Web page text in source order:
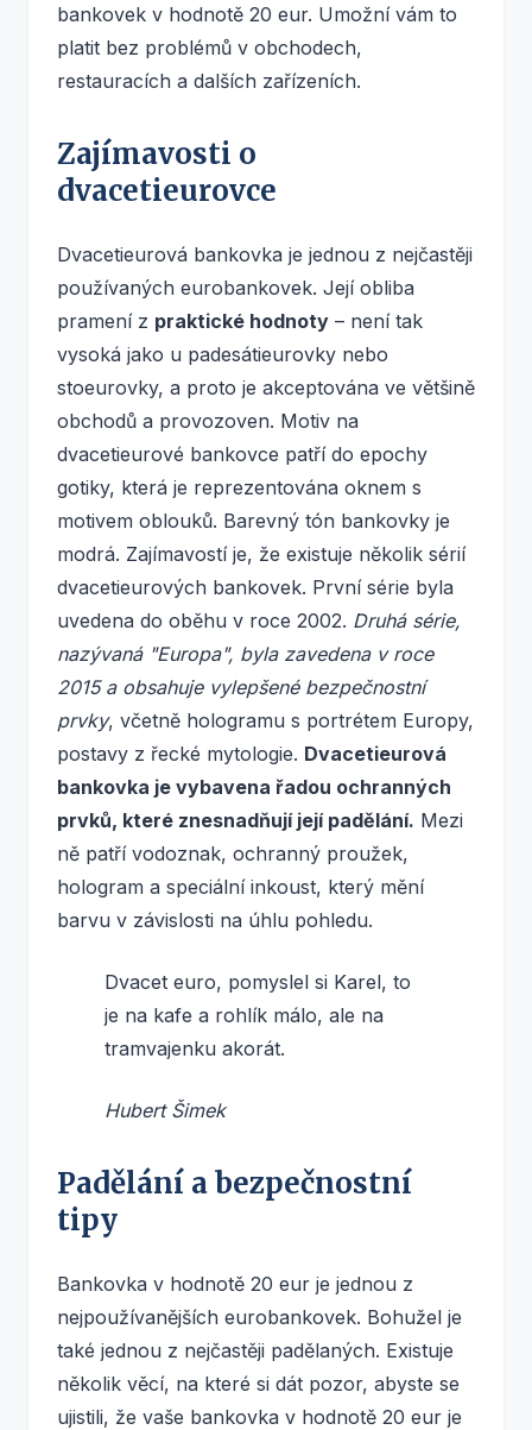
bankovek v hodnotě 20 eur. Umožní vám to
platit bez problémů v obchodech,
restauracích a dalších zařízeních.
Zajímavosti o
dvacetieurovce
Dvacetieurová bankovka je jednou z nejčastěji
používaných eurobankovek. Její obliba
pramení z praktické hodnoty – není tak
vysoká jako u padesátieurovky nebo
stoeurovky, a proto je akceptována ve většině
obchodů a provozoven. Motiv na
dvacetieurové bankovce patří do epochy
gotiky, která je reprezentována oknem s
motivem oblouků. Barevný tón bankovky je
modrá. Zajímavostí je, že existuje několik sérií
dvacetieurových bankovek. První série byla
uvedena do oběhu v roce 2002. Druhá série,
nazývaná "Europa", byla zavedena v roce
2015 a obsahuje vylepšené bezpečnostní
prvky, včetně hologramu s portrétem Europy,
postavy z řecké mytologie. Dvacetieurová
bankovka je vybavena řadou ochranných
prvků, které znesnadňují její padělání. Mezi
ně patří vodoznak, ochranný proužek,
hologram a speciální inkoust, který mění
barvu v závislosti na úhlu pohledu.
Dvacet euro, pomyslel si Karel, to
je na kafe a rohlík málo, ale na
tramvajenku akorát.
Hubert Šimek
Padělání a bezpečnostní
tipy
Bankovka v hodnotě 20 eur je jednou z
nejpoužívanějších eurobankovek. Bohužel je
také jednou z nejčastěji padělaných. Existuje
několik věcí, na které si dát pozor, abyste se
ujistili, že vaše bankovka v hodnotě 20 eur je